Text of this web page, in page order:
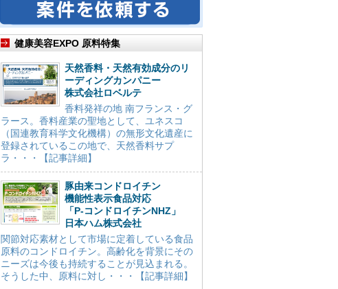
健康美容EXPO 原料特集
天然香料・天然有効成分のリ
ーディングカンパニー
株式会社ロベルテ
香料発祥の地 南フランス・グ
ラース。香料産業の聖地として、ユネスコ
（国連教育科学文化機構）の無形文化遺産に
登録されているこの地で、天然香料サプ
ラ・・・【記事詳細】
豚由来コンドロイチン
機能性表示食品対応
「P-コンドロイチンNHZ」
日本ハム株式会社
関節対応素材として市場に定着している食品
原料のコンドロイチン。高齢化を背景にその
ニーズは今後も持続することが見込まれる。
そうした中、原料に対し・・・【記事詳細】